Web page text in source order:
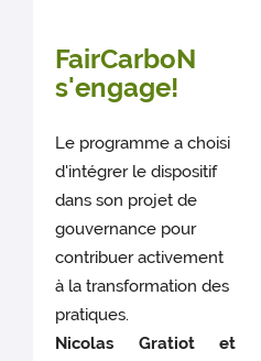
FairCarboN
s'engage!
Le programme a choisi
d'intégrer le dispositif
dans son projet de
gouvernance pour
contribuer activement
à la transformation des
pratiques.
Nicolas Gratiot et